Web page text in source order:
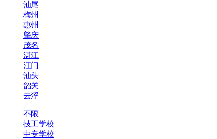
汕尾
梅州
惠州
肇庆
茂名
湛江
江门
汕头
韶关
云浮
不限
技工学校
中专学校